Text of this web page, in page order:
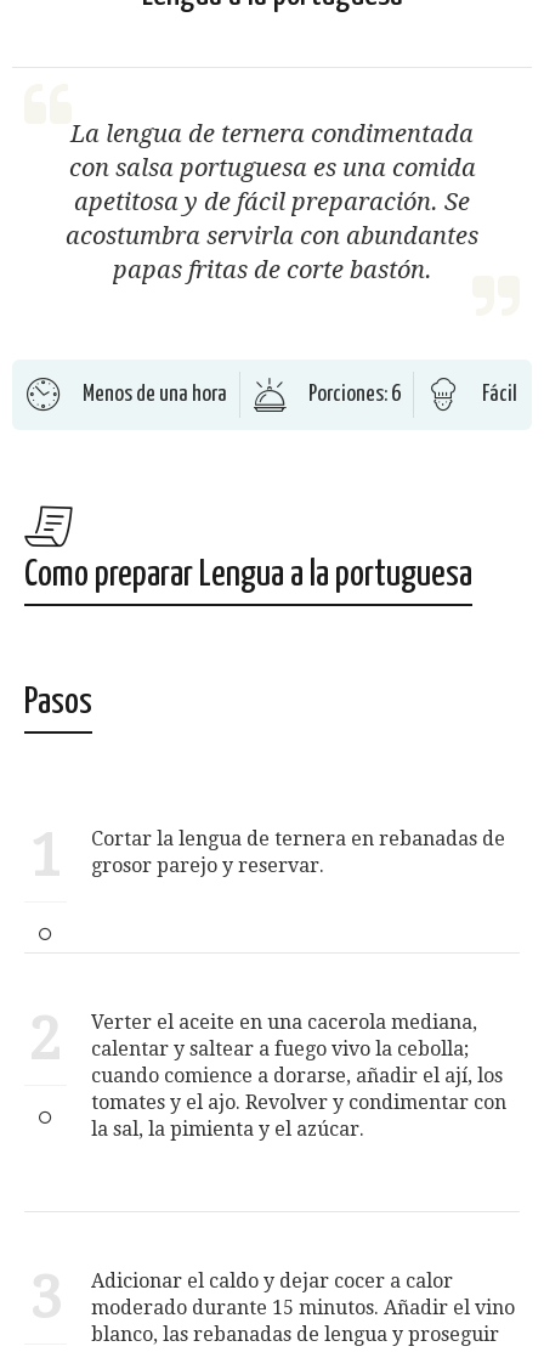
La lengua de ternera condimentada
con salsa portuguesa es una comida
apetitosa y de fácil preparación. Se
acostumbra servirla con abundantes
papas fritas de corte bastón.
Menos de una hora Porciones: 6 Fácil
Como preparar Lengua a la portuguesa
Pasos
1
Cortar la lengua de ternera en rebanadas de
grosor parejo y reservar.
2
Verter el aceite en una cacerola mediana,
calentar y saltear a fuego vivo la cebolla;
cuando comience a dorarse, añadir el ají, los
tomates y el ajo. Revolver y condimentar con
la sal, la pimienta y el azúcar.
3
Adicionar el caldo y dejar cocer a calor
moderado durante 15 minutos. Añadir el vino
blanco, las rebanadas de lengua y proseguir